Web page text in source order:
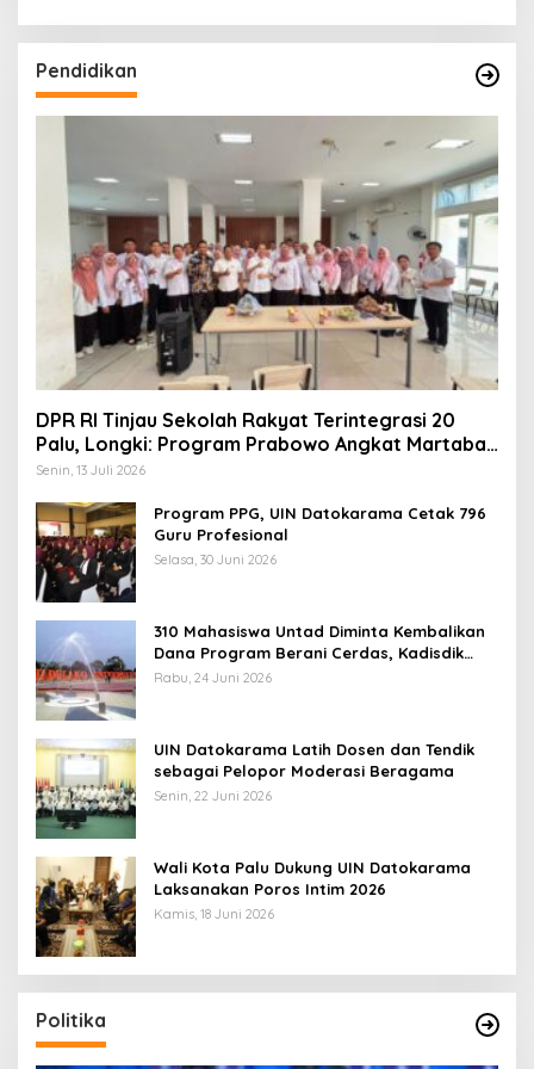
Pendidikan
DPR RI Tinjau Sekolah Rakyat Terintegrasi 20
Palu, Longki: Program Prabowo Angkat Martabat
Anak Miskin
Senin, 13 Juli 2026
Program PPG, UIN Datokarama Cetak 796
Guru Profesional
Selasa, 30 Juni 2026
310 Mahasiswa Untad Diminta Kembalikan
Dana Program Berani Cerdas, Kadisdik
Sulteng: Tidak Boleh Terima Beasiswa
Rabu, 24 Juni 2026
UIN Datokarama Latih Dosen dan Tendik
sebagai Pelopor Moderasi Beragama
Senin, 22 Juni 2026
Wali Kota Palu Dukung UIN Datokarama
Laksanakan Poros Intim 2026
Kamis, 18 Juni 2026
Politika